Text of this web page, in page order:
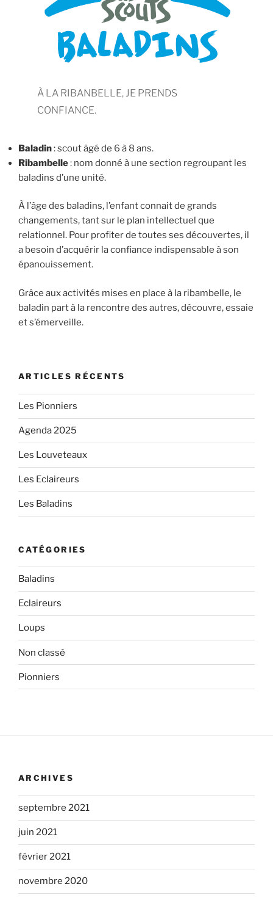
À LA RIBANBELLE, JE PRENDS
CONFIANCE.
Baladin: scout âgé de 6 à 8 ans.
Ribambelle: nom donné à une section regroupant les
baladins d’une unité.
À l’âge des baladins, l’enfant connait de grands
changements, tant sur le plan intellectuel que
relationnel. Pour profiter de toutes ses découvertes, il
a besoin d’acquérir la confiance indispensable à son
épanouissement.
Grâce aux activités mises en place à la ribambelle, le
baladin part à la rencontre des autres, découvre, essaie
et s’émerveille.
ARTICLES RÉCENTS
Les Pionniers
Agenda 2025
Les Louveteaux
Les Eclaireurs
Les Baladins
CATÉGORIES
Baladins
Eclaireurs
Loups
Non classé
Pionniers
ARCHIVES
septembre 2021
juin 2021
février 2021
novembre 2020